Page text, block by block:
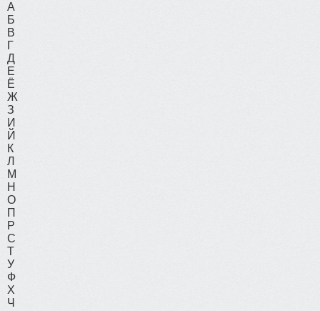
А
Б
В
Г
Д
Е
Ё
Ж
З
И
Й
К
Л
М
Н
О
П
Р
С
Т
У
Ф
Х
Ч